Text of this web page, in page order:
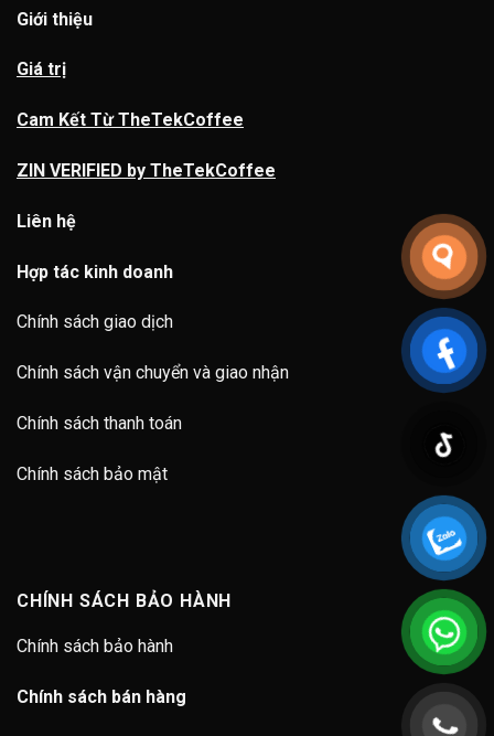
Giới thiệu
Giá trị
Cam Kết Từ TheTekCoffee
ZIN VERIFIED by TheTekCoffee
Liên hệ
Hợp tác kinh doanh
Chính sách giao dịch
Chính sách vận chuyển và giao nhận
Chính sách thanh toán
Chính sách bảo mật
CHÍNH SÁCH BẢO HÀNH
Chính sách bảo hành
Chính sách bán hàng